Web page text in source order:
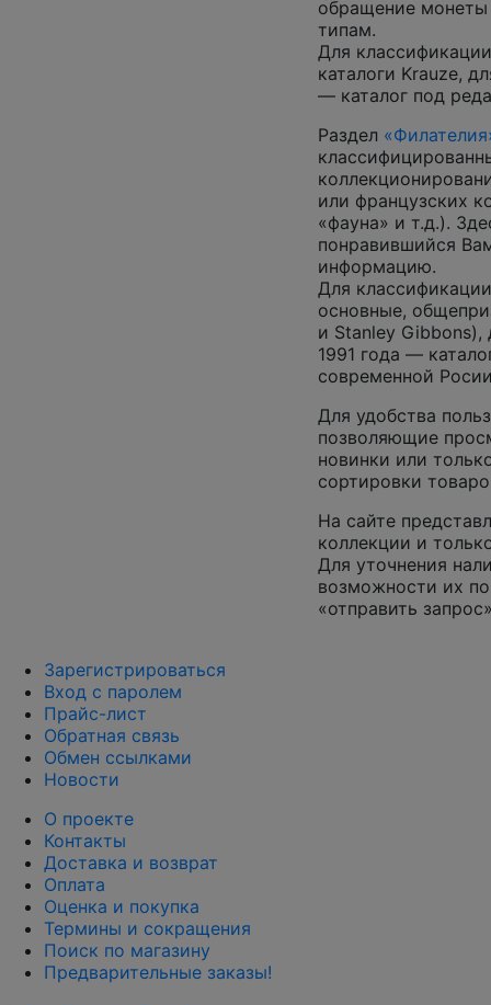
обращение
типам.
Для
каталоги Krauze,
— каталог под
Раздел
или французских
«фауна» и т.д.).
понравившийся
информацию.
Для
основные,
и Stanley
1991 года —
современной
Для удобства
позволяющие
новинки или
сортировки
На сайте
коллекции и
Для уточнения
возможности их
«отправить
Зарегистрироваться
Вход с паролем
Прайс-лист
Обратная связь
Обмен ссылками
Новости
О проекте
Контакты
Доставка и возврат
Оплата
Оценка и покупка
Термины и сокращения
Поиск по магазину
Предварительные заказы!